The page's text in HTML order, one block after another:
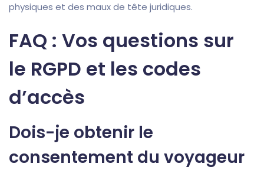
physiques et des maux de tête juridiques.
FAQ : Vos questions sur
le RGPD et les codes
d’accès
Dois-je obtenir le
consentement du voyageur